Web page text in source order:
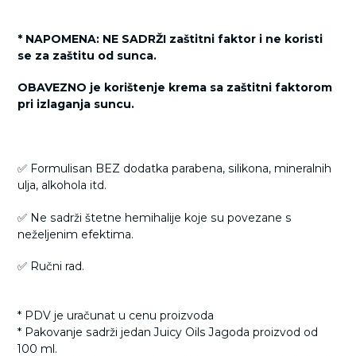
* NAPOMENA: NE SADRŽI zaštitni faktor i ne koristi
se za zaštitu od sunca.
OBAVEZNO je korištenje krema sa zaštitni faktorom
pri izlaganja suncu.
✅ Formulisan BEZ dodatka parabena, silikona, mineralnih
ulja, alkohola itd.
✅ Ne sadrži štetne hemihalije koje su povezane s
neželjenim efektima.
✅ Ručni rad.
* PDV je uračunat u cenu proizvoda
* Pakovanje sadrži jedan Juicy Oils Jagoda proizvod od
100 ml.